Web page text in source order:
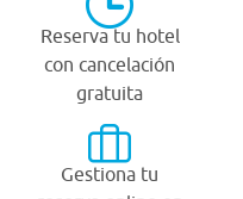
Reserva tu hotel
con cancelación
gratuita
Gestiona tu